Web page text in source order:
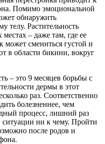
Помимо эмоциональной
обнаружить
телу. Растительность
– даже там, где ее
смениться густой и
в области бикини, вокруг
– это 9 месяцев борьбы с
дермы в этот
раз. Соответственно
болезненнее, чем
процесс, лишний раз
ситуации ни к чему. Пройти
после родов и